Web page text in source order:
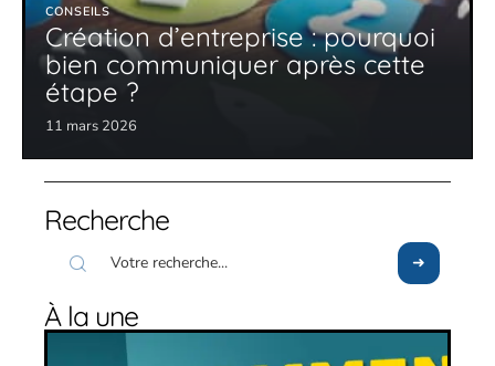
CONSEILS
Création d’entreprise : pourquoi
bien communiquer après cette
étape ?
11 mars 2026
Recherche
À la une